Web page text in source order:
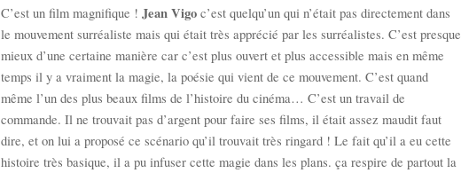
C’est un film magnifique ! Jean Vigo c’est quelqu’un qui n’était pas directement dans
le mouvement surréaliste mais qui était très apprécié par les surréalistes. C’est presque
mieux d’une certaine manière car c’est plus ouvert et plus accessible mais en même
temps il y a vraiment la magie, la poésie qui vient de ce mouvement. C’est quand
même l’un des plus beaux films de l’histoire du cinéma… C’est un travail de
commande. Il ne trouvait pas d’argent pour faire ses films, il était assez maudit faut
dire, et on lui a proposé ce scénario qu’il trouvait très ringard ! Le fait qu’il a eu cette
histoire très basique, il a pu infuser cette magie dans les plans. ça respire de partout la